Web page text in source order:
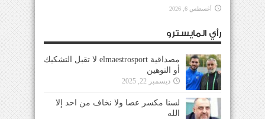
أغسطس 6, 2026
رأي المايسترو
مصداقية elmaestrosport لا تقبل التشكيك
أو التوهين
ديسمبر 22, 2025
لسنا مكسر عصا ولا نخاف من احد إلا
الله